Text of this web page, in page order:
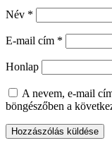
Név *
E-mail cím *
Honlap
A nevem, e-mail
böngészőben a